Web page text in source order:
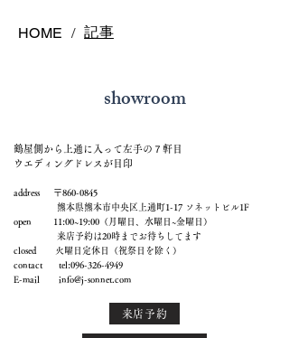
HOME / 記事
showroom
鶴屋側から上通に入って左手の７軒目
ウエディングドレスが目印
address 〒860-0845
熊本県熊本市中央区上通町1-17 ソネットビル1F
open 11:00~19:00（月曜日、水曜日~金曜日）
来店予約は20時までお待ちしてます
closed 火曜日定休日（祝祭日を除く）
contact tel:096-326-4949
E-mail info@j-sonnet.com
来店予約